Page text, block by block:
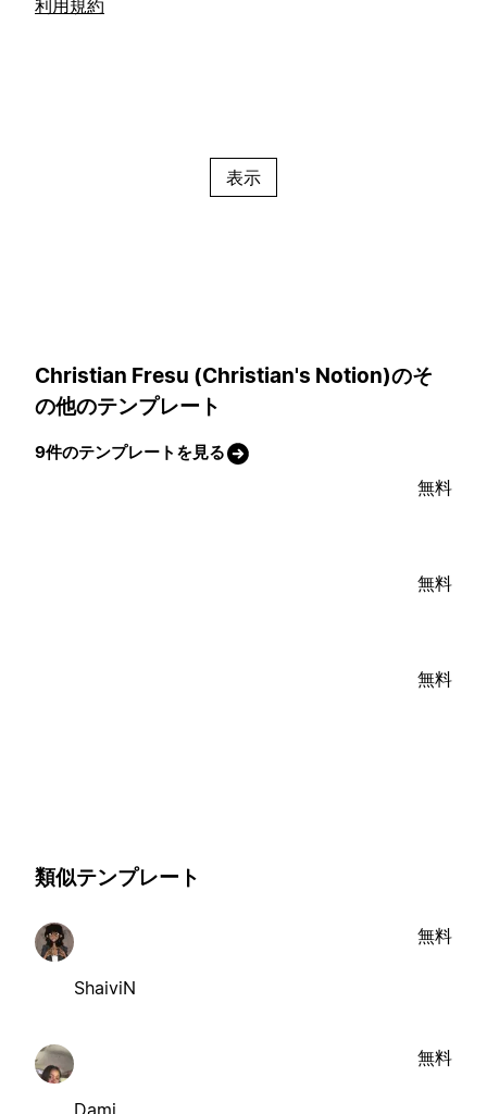
利用規約
表示
Christian Fresu (Christian's Notion)のそ
の他のテンプレート
9件のテンプレートを見る
無料
無料
無料
類似テンプレート
ShaiviN
無料
Dami
無料